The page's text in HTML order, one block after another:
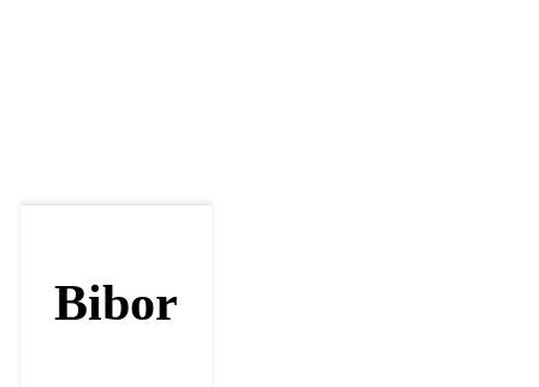
Bibor